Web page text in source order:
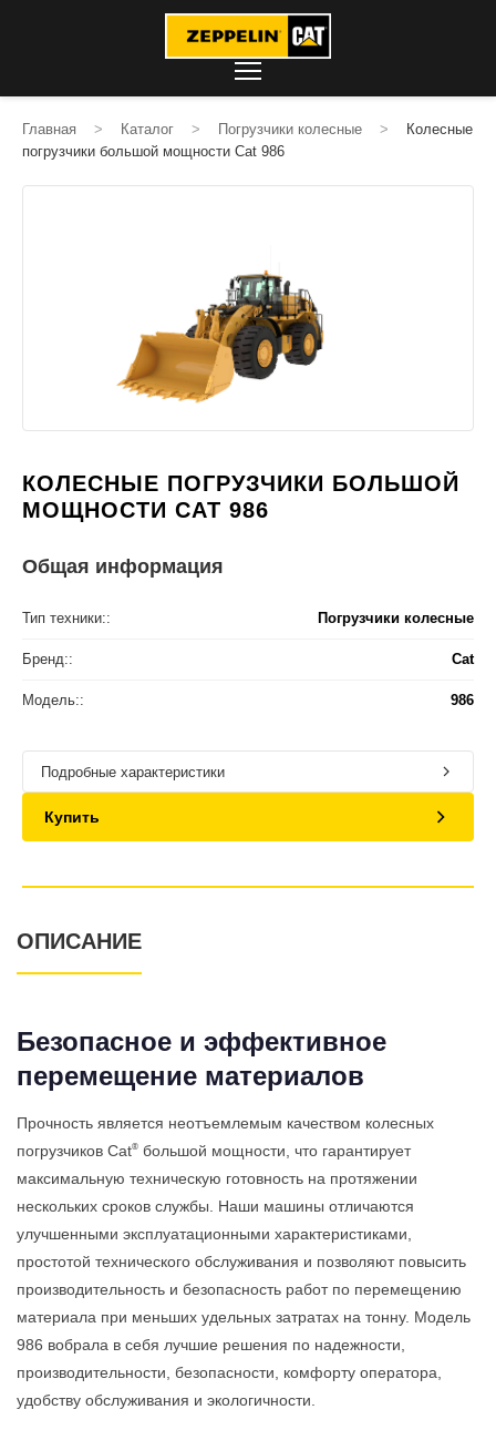
Главная > Каталог > Погрузчики колесные >
Колесные
погрузчики большой мощности Cat 986
КОЛЕСНЫЕ ПОГРУЗЧИКИ БОЛЬШОЙ
МОЩНОСТИ CAT 986
Общая информация
Тип техники:: Погрузчики колесные
Бренд:: Cat
Модель:: 986
Подробные характеристики
Купить
ОПИСАНИЕ
Безопасное и эффективное
перемещение материалов
Прочность является неотъемлемым качеством колесных
погрузчиков Cat® большой мощности, что гарантирует
максимальную техническую готовность на протяжении
нескольких сроков службы. Наши машины отличаются
улучшенными эксплуатационными характеристиками,
простотой технического обслуживания и позволяют повысить
производительность и безопасность работ по перемещению
материала при меньших удельных затратах на тонну. Модель
986 вобрала в себя лучшие решения по надежности,
производительности, безопасности, комфорту оператора,
удобству обслуживания и экологичности.